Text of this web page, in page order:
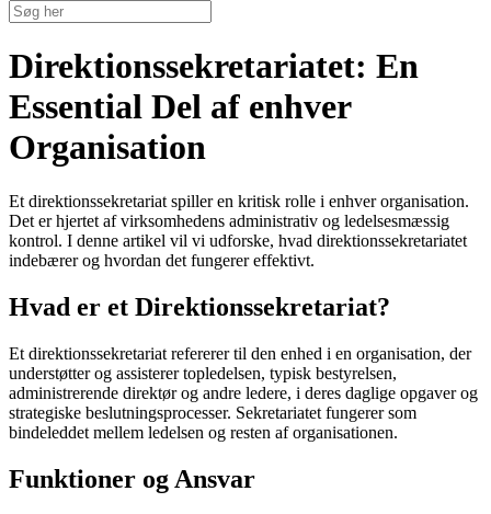
Direktionssekretariatet: En
Essential Del af enhver
Organisation
Et direktionssekretariat spiller en kritisk rolle i enhver organisation.
Det er hjertet af virksomhedens administrativ og ledelsesmæssig
kontrol. I denne artikel vil vi udforske, hvad direktionssekretariatet
indebærer og hvordan det fungerer effektivt.
Hvad er et Direktionssekretariat?
Et direktionssekretariat refererer til den enhed i en organisation, der
understøtter og assisterer topledelsen, typisk bestyrelsen,
administrerende direktør og andre ledere, i deres daglige opgaver og
strategiske beslutningsprocesser. Sekretariatet fungerer som
bindeleddet mellem ledelsen og resten af organisationen.
Funktioner og Ansvar